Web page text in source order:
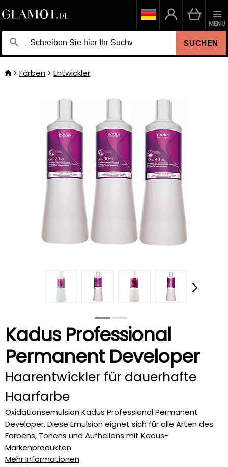
SUCHEN
MENU
Färben Entwickler
Kadus Professional
Permanent Developer
Haarentwickler für dauerhafte
Haarfarbe
Oxidationsemulsion Kadus Professional Permanent
Developer. Diese Emulsion eignet sich für alle Arten des
Färbens, Tonens und Aufhellens mit Kadus-
Markenprodukten.
Mehr Informationen